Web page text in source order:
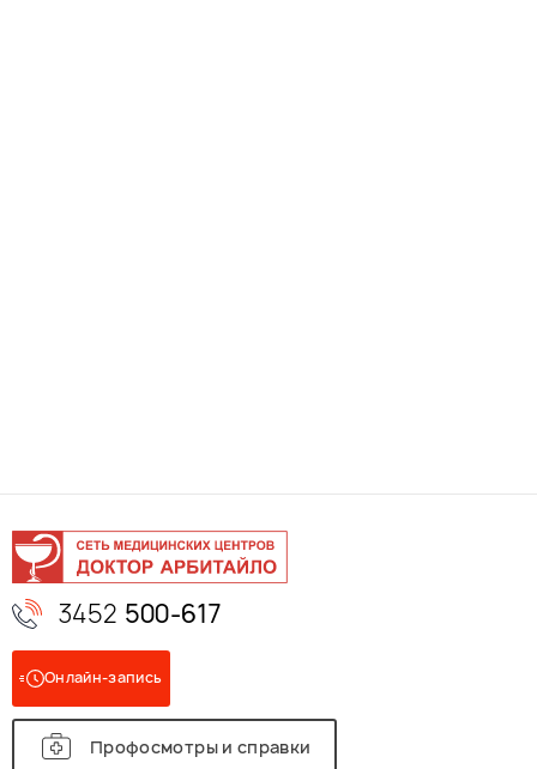
3452 500-617
Онлайн-запись
Профосмотры и справки